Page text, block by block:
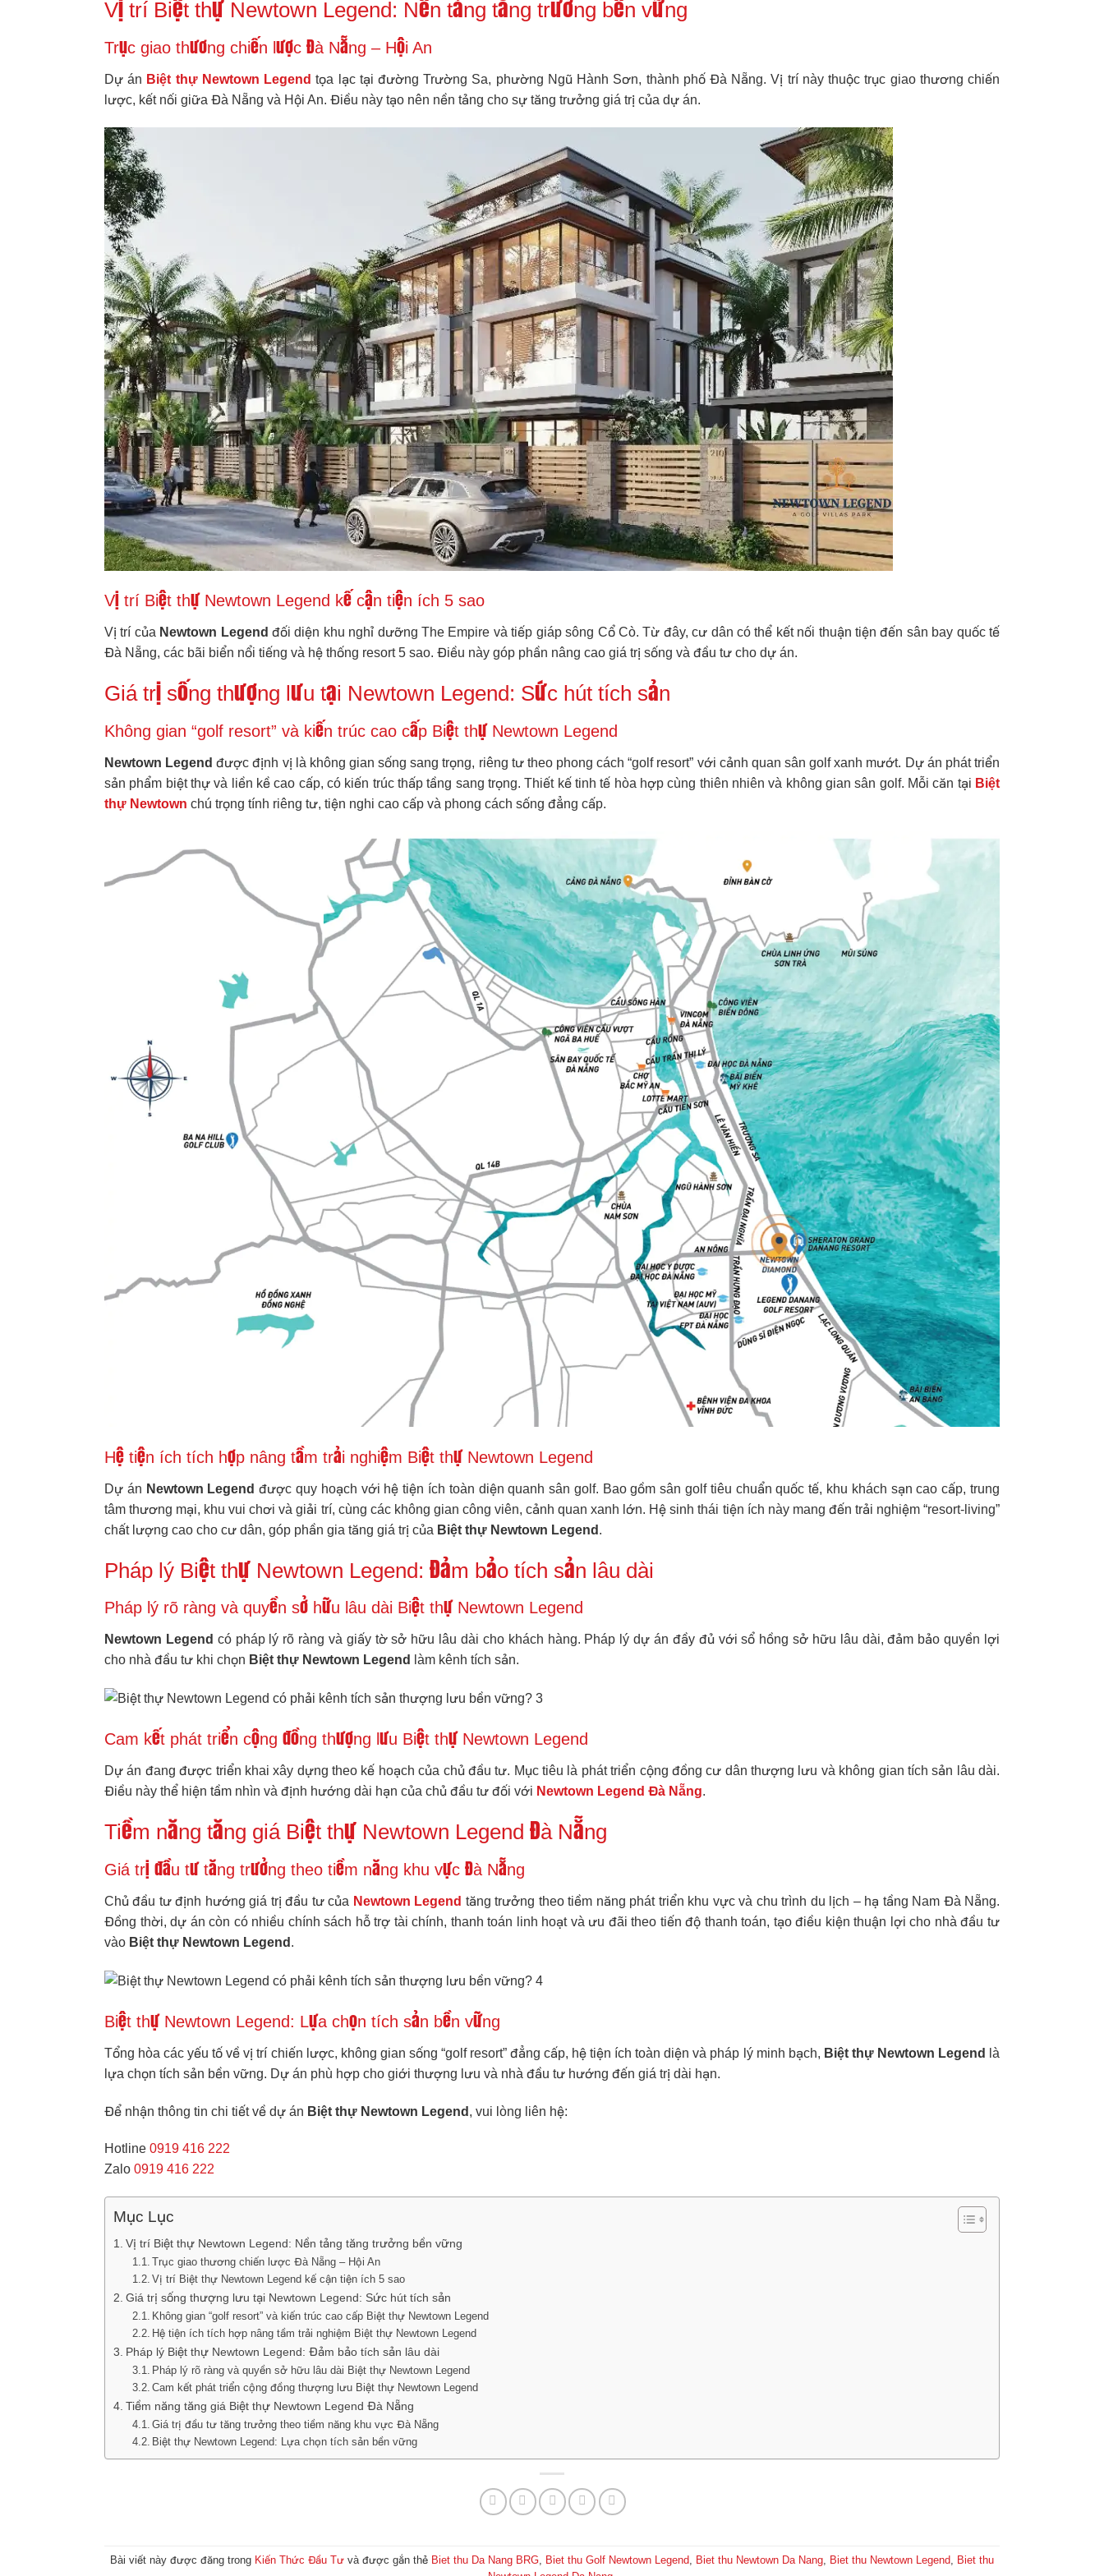
Vị trí Biệt thự Newtown Legend: Nền tảng tăng trưởng bền vững
Trục giao thương chiến lược Đà Nẵng – Hội An
Dự án Biệt thự Newtown Legend tọa lạc tại đường Trường Sa, phường Ngũ Hành Sơn, thành phố Đà Nẵng. Vị trí này thuộc trục giao thương chiến
lược, kết nối giữa Đà Nẵng và Hội An. Điều này tạo nên nền tảng cho sự tăng trưởng giá trị của dự án.
Vị trí Biệt thự Newtown Legend kế cận tiện ích 5 sao
Vị trí của Newtown Legend đối diện khu nghỉ dưỡng The Empire và tiếp giáp sông Cổ Cò. Từ đây, cư dân có thể kết nối thuận tiện đến sân bay quốc tế
Đà Nẵng, các bãi biển nổi tiếng và hệ thống resort 5 sao. Điều này góp phần nâng cao giá trị sống và đầu tư cho dự án.
Giá trị sống thượng lưu tại Newtown Legend: Sức hút tích sản
Không gian “golf resort” và kiến trúc cao cấp Biệt thự Newtown Legend
Newtown Legend được định vị là không gian sống sang trọng, riêng tư theo phong cách “golf resort” với cảnh quan sân golf xanh mướt. Dự án phát triển
sản phẩm biệt thự và liền kề cao cấp, có kiến trúc thấp tầng sang trọng. Thiết kế tinh tế hòa hợp cùng thiên nhiên và không gian sân golf. Mỗi căn tại Biệt
thự Newtown chú trọng tính riêng tư, tiện nghi cao cấp và phong cách sống đẳng cấp.
Hệ tiện ích tích hợp nâng tầm trải nghiệm Biệt thự Newtown Legend
Dự án Newtown Legend được quy hoạch với hệ tiện ích toàn diện quanh sân golf. Bao gồm sân golf tiêu chuẩn quốc tế, khu khách sạn cao cấp, trung
tâm thương mại, khu vui chơi và giải trí, cùng các không gian công viên, cảnh quan xanh lớn. Hệ sinh thái tiện ích này mang đến trải nghiệm “resort-living”
chất lượng cao cho cư dân, góp phần gia tăng giá trị của Biệt thự Newtown Legend .
Pháp lý Biệt thự Newtown Legend: Đảm bảo tích sản lâu dài
Pháp lý rõ ràng và quyền sở hữu lâu dài Biệt thự Newtown Legend
Newtown Legend có pháp lý rõ ràng và giấy tờ sở hữu lâu dài cho khách hàng. Pháp lý dự án đầy đủ với sổ hồng sở hữu lâu dài, đảm bảo quyền lợi
cho nhà đầu tư khi chọn Biệt thự Newtown Legend làm kênh tích sản.
Cam kết phát triển cộng đồng thượng lưu Biệt thự Newtown Legend
Dự án đang được triển khai xây dựng theo kế hoạch của chủ đầu tư. Mục tiêu là phát triển cộng đồng cư dân thượng lưu và không gian tích sản lâu dài.
Điều này thể hiện tầm nhìn và định hướng dài hạn của chủ đầu tư đối với Newtown Legend Đà Nẵng.
Tiềm năng tăng giá Biệt thự Newtown Legend Đà Nẵng
Giá trị đầu tư tăng trưởng theo tiềm năng khu vực Đà Nẵng
Chủ đầu tư định hướng giá trị đầu tư của Newtown Legend tăng trưởng theo tiềm năng phát triển khu vực và chu trình du lịch – hạ tầng Nam Đà Nẵng.
Đồng thời, dự án còn có nhiều chính sách hỗ trợ tài chính, thanh toán linh hoạt và ưu đãi theo tiến độ thanh toán, tạo điều kiện thuận lợi cho nhà đầu tư
vào Biệt thự Newtown Legend .
Biệt thự Newtown Legend: Lựa chọn tích sản bền vững
Tổng hòa các yếu tố về vị trí chiến lược, không gian sống “golf resort” đẳng cấp, hệ tiện ích toàn diện và pháp lý minh bạch, Biệt thự Newtown Legend
là
lựa chọn tích sản bền vững. Dự án phù hợp cho giới thượng lưu và nhà đầu tư hướng đến giá trị dài hạn.
Để nhận thông tin chi tiết về dự án Biệt thự Newtown Legend , vui lòng liên hệ:
Hotline 0919 416 222
Zalo 0919 416 222
Mục Lục
Vị trí Biệt thự Newtown Legend: Nền tảng tăng trưởng bền vững
Trục giao thương chiến lược Đà Nẵng – Hội An
Vị trí Biệt thự Newtown Legend kế cận tiện ích 5 sao
Giá trị sống thượng lưu tại Newtown Legend: Sức hút tích sản
Không gian “golf resort” và kiến trúc cao cấp Biệt thự Newtown Legend
Hệ tiện ích tích hợp nâng tầm trải nghiệm Biệt thự Newtown Legend
Pháp lý Biệt thự Newtown Legend: Đảm bảo tích sản lâu dài
Pháp lý rõ ràng và quyền sở hữu lâu dài Biệt thự Newtown Legend
Cam kết phát triển cộng đồng thượng lưu Biệt thự Newtown Legend
Tiềm năng tăng giá Biệt thự Newtown Legend Đà Nẵng
Giá trị đầu tư tăng trưởng theo tiềm năng khu vực Đà Nẵng
Biệt thự Newtown Legend: Lựa chọn tích sản bền vững
Bài viết này được đăng trong Kiến Thức Đầu Tư và được gắn thẻ Biet thu Da Nang BRG Biet thu Golf Newtown Legend Biet thu Newtown Da Nang Biet thu Newtown Legend Biet thu